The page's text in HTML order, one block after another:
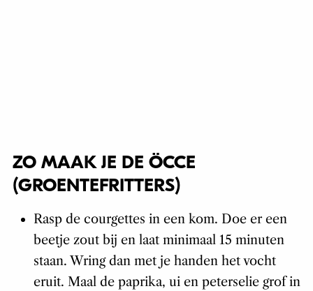
ZO MAAK JE DE ÖCCE
(GROENTEFRITTERS)
Rasp de courgettes in een kom. Doe er een
beetje zout bij en laat minimaal 15 minuten
staan. Wring dan met je handen het vocht
eruit. Maal de paprika, ui en peterselie grof in